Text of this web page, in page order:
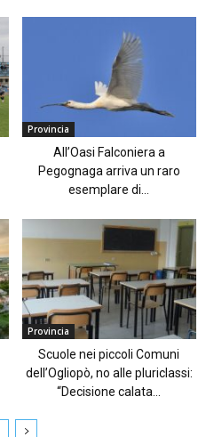
Provincia
All’Oasi Falconiera a
Pegognaga arriva un raro
esemplare di...
Provincia
Scuole nei piccoli Comuni
dell’Ogliopò, no alle pluriclassi:
“Decisione calata...